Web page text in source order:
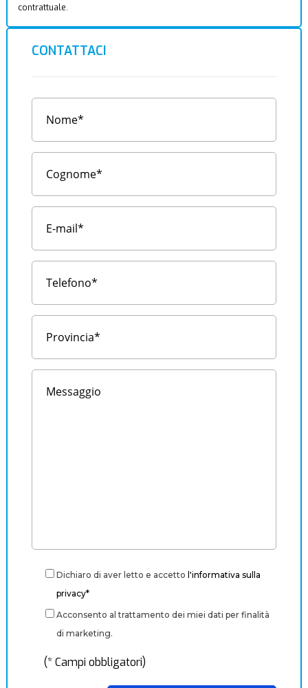
contrattuale.
CONTATTACI
Dichiaro di aver letto e accetto l'informativa sulla
privacy*
Acconsento al trattamento dei miei dati per finalità
di marketing.
(* Campi obbligatori)